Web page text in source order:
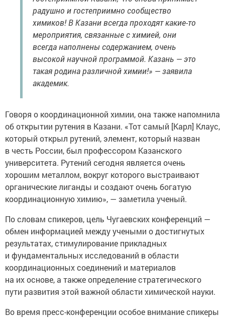
радушно и гостеприимно сообщество
химиков! В Казани всегда проходят какие-то
мероприятия, связанные с химией, они
всегда наполнены содержанием, очень
высокой научной программой. Казань — это
такая родина различной химии!» — заявила
академик.
Говоря о координационной химии, она также напомнила
об открытии рутения в Казани. «Тот самый [Карл] Клаус,
который открыл рутений, элемент, который назван
в честь России, был профессором Казанского
университета. Рутений сегодня является очень
хорошим металлом, вокруг которого выстраивают
органические лиганды и создают очень богатую
координационную химию», — заметила ученый.
По словам спикеров, цель Чугаевских конференций —
обмен информацией между учеными о достигнутых
результатах, стимулирование прикладных
и фундаментальных исследований в области
координационных соединений и материалов
на их основе, а также определение стратегического
пути развития этой важной области химической науки.
Во время пресс-конференции особое внимание спикеры